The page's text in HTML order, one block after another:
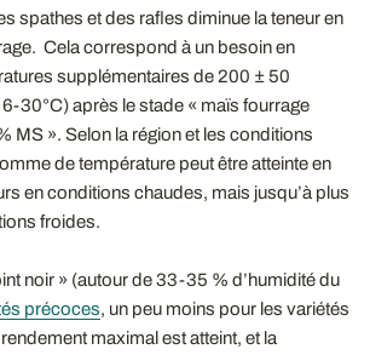
spathes et des rafles diminue la teneur en
Cela correspond à un besoin en
supplémentaires de 200 ± 50
30°C) après le stade « maïs fourrage
MS ». Selon la région et les conditions
de température peut être atteinte en
en conditions chaudes, mais jusqu’à plus
froides.
noir » (autour de 33-35 % d’humidité du
précoces, un peu moins pour les variétés
maximal est atteint, et la